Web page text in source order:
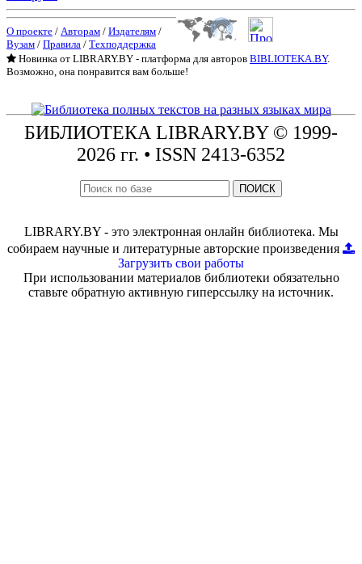
О проекте / Авторам / Издателям /
Вузам / Правила / Техподдержка
Новинка от LIBRARY.BY - платформа для авторов BIBLIOTEKA.BY.
Возможно, она понравится вам больше!
БИБЛИОТЕКА LIBRARY.BY © 1999-
2026 гг. • ISSN 2413-6352
ПОИСК
LIBRARY.BY - это электронная онлайн библиотека. Мы
собираем научные и литературные авторские произведения
Загрузить свои работы
При использовании материалов библиотеки обязательно
ставьте обратную активную гиперссылку на источник.